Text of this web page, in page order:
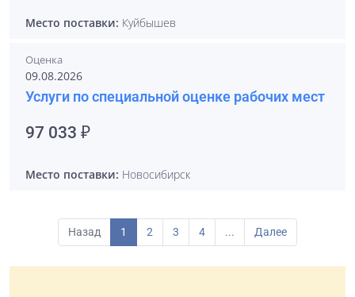
Место поставки: Куйбышев
Оценка
09.08.2026
Услуги по специальной оценке рабочих мест
97 033 ₽
Место поставки: Новосибирск
Назад 1 2 3 4 ... Далее